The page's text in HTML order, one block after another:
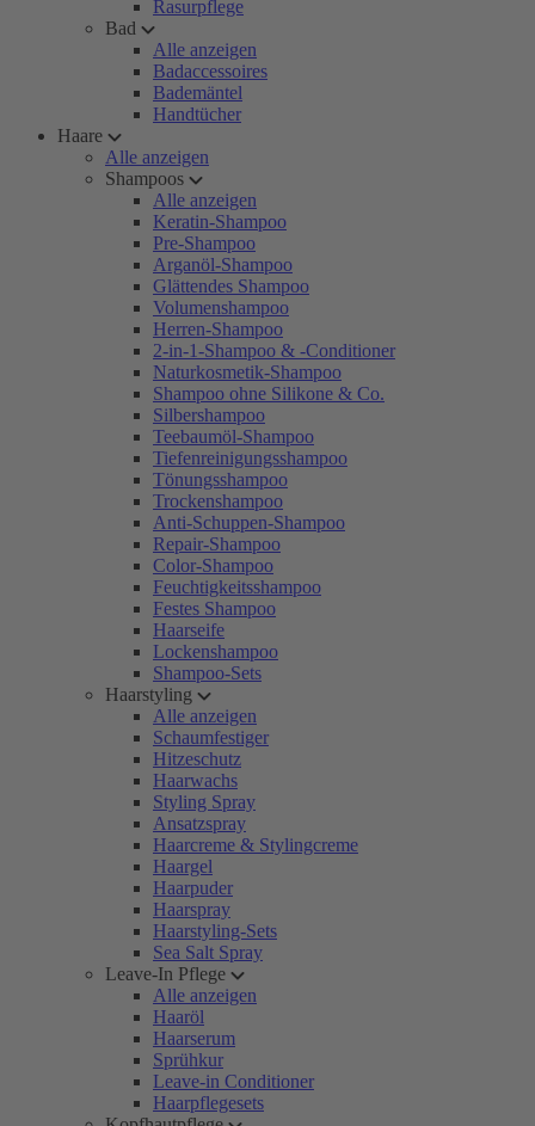
Rasurpflege
Bad
Alle anzeigen
Badaccessoires
Bademäntel
Handtücher
Haare
Alle anzeigen
Shampoos
Alle anzeigen
Keratin-Shampoo
Pre-Shampoo
Arganöl-Shampoo
Glättendes Shampoo
Volumenshampoo
Herren-Shampoo
2-in-1-Shampoo & -Conditioner
Naturkosmetik-Shampoo
Shampoo ohne Silikone & Co.
Silbershampoo
Teebaumöl-Shampoo
Tiefenreinigungsshampoo
Tönungsshampoo
Trockenshampoo
Anti-Schuppen-Shampoo
Repair-Shampoo
Color-Shampoo
Feuchtigkeitsshampoo
Festes Shampoo
Haarseife
Lockenshampoo
Shampoo-Sets
Haarstyling
Alle anzeigen
Schaumfestiger
Hitzeschutz
Haarwachs
Styling Spray
Ansatzspray
Haarcreme & Stylingcreme
Haargel
Haarpuder
Haarspray
Haarstyling-Sets
Sea Salt Spray
Leave-In Pflege
Alle anzeigen
Haaröl
Haarserum
Sprühkur
Leave-in Conditioner
Haarpflegesets